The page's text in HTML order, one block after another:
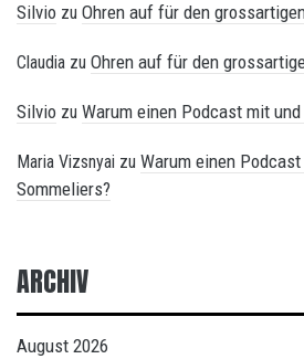
Silvio zu Ohren auf für den
Claudia zu Ohren auf für den
Silvio zu Warum einen Podcast mit
Maria Vizsnyai zu Warum einen
Sommeliers?
ARCHIV
August 2026